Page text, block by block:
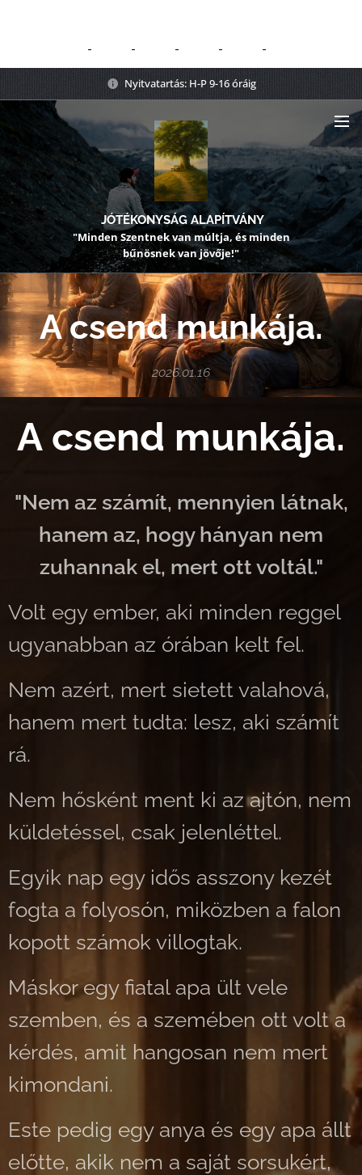
Nyitvatartás: H-P 9-16 óráig
JÓTÉKONYSÁG ALAPÍTVÁNY
"Minden Szentnek van múltja, és minden
bűnösnek van jövője!"
A csend munkája.
2026.01.16
A csend munkája.
"Nem az számít, mennyien látnak,
hanem az, hogy hányan nem
zuhannak el, mert ott voltál."
Volt egy ember, aki minden reggel
ugyanabban az órában kelt fel.
Nem azért, mert sietett valahová,
hanem mert tudta: lesz, aki számít
rá.
Nem hősként ment ki az ajtón, nem
küldetéssel, csak jelenléttel.
Egyik nap egy idős asszony kezét
fogta a folyosón, miközben a falon
kopott számok villogtak.
Máskor egy fiatal apa ült vele
szemben, és a szemében ott volt a
kérdés, amit hangosan nem mert
kimondani.
Este pedig egy anya és egy apa állt
előtte, akik nem a saját sorsukért,